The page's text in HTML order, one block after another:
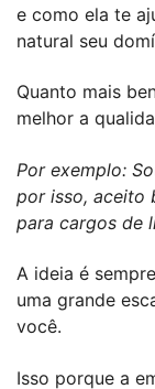
e como ela te
natural seu
Quanto mais
melhor a
Por exemplo:
por isso, aceito
para cargos de
A ideia é
uma grande
você.
Isso porque a